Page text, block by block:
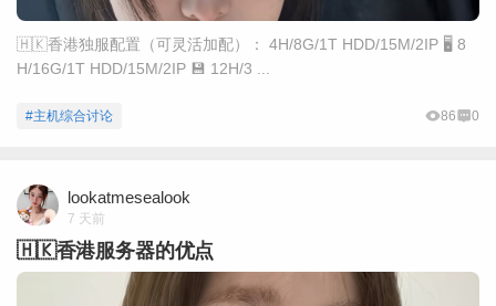
🇭🇰香港独服配置（可灵活加配）： 4H/8G/1T HDD/15M/2IP 🖥 8
H/16G/1T HDD/15M/2IP 💾 12H/3 ...
#主机综合讨论 86 0
lookatmesealook
7 天前
🇭🇰香港服务器的优点